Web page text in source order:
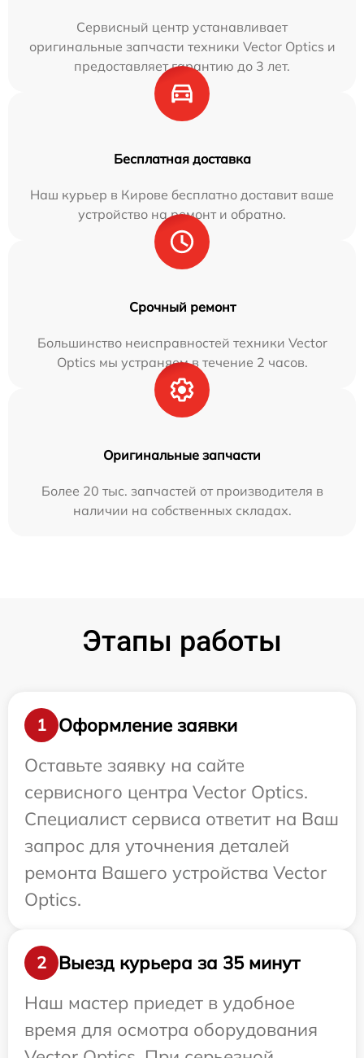
Сервисный центр устанавливает
оригинальные запчасти техники Vector Optics и
предоставляет гарантию до 3 лет.
Бесплатная доставка
Наш курьер в Кирове бесплатно доставит ваше
устройство на ремонт и обратно.
Срочный ремонт
Большинство неисправностей техники Vector
Optics мы устраняем в течение 2 часов.
Оригинальные запчасти
Более 20 тыс. запчастей от производителя в
наличии на собственных складах.
Этапы работы
1
Оформление заявки
Оставьте заявку на сайте
сервисного центра Vector Optics.
Специалист сервиса ответит на Ваш
запрос для уточнения деталей
ремонта Вашего устройства Vector
Optics.
2
Выезд курьера за 35 минут
Наш мастер приедет в удобное
время для осмотра оборудования